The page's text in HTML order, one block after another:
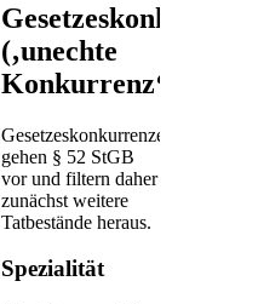
Gesetzeskonkurrenz
(‚unechte
Konkurrenz‘)
Gesetzeskonkurrenzen
gehen § 52 StGB
vor und filtern daher
zunächst weitere
Tatbestände heraus.
Spezialität